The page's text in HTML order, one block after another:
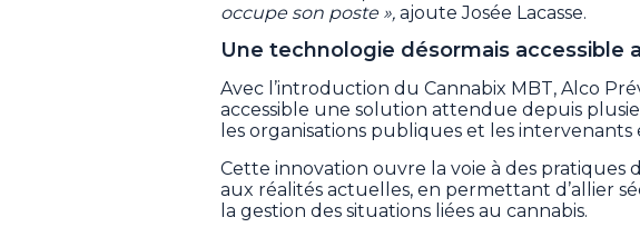
occupe son poste », ajoute Josée Lacasse.
Une technologie désormais accessible
Avec l’introduction du Cannabix MBT, Alco
accessible une solution attendue depuis
les organisations publiques et les intervenants
Cette innovation ouvre la voie à des pratiques
aux réalités actuelles, en permettant d’allier
la gestion des situations liées au cannabis.